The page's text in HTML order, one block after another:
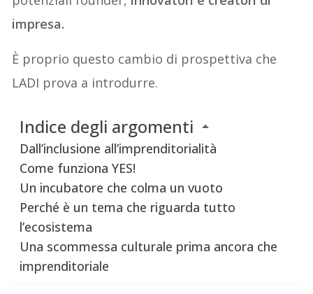
impresa.
È proprio questo cambio di prospettiva che
LADI prova a introdurre.
Indice degli argomenti
Dall’inclusione all’imprenditorialità
Come funziona YES!
Un incubatore che colma un vuoto
Perché è un tema che riguarda tutto
l’ecosistema
Una scommessa culturale prima ancora che
imprenditoriale